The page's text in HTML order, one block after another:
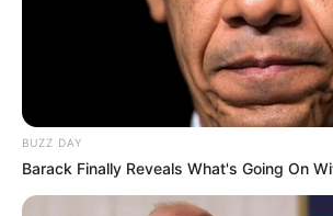
BUZZ DAY
Barack Finally Reveals What's Going On